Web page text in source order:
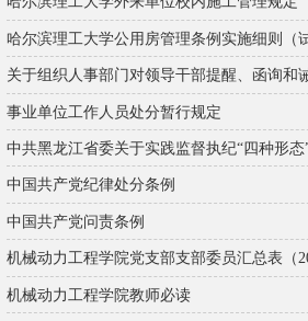
哈尔滨理工大学公用房管理条例实施细则（
关于组织人事部门对领导干部提醒、函询和
事业单位工作人员处分暂行规定
中共黑龙江省委关于实践监督执纪“四种形态
中国共产党纪律处分条例
中国共产党问责条例
机械动力工程学院党支部支部委员汇总表（
机械动力工程学院教师必读